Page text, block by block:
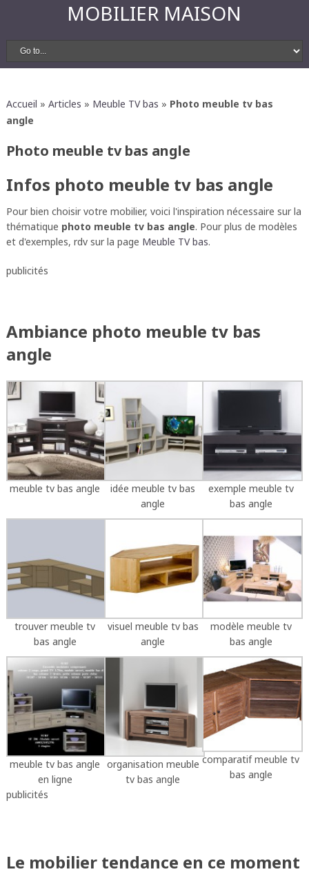
MOBILIER MAISON
Accueil » Articles » Meuble TV bas » Photo meuble tv bas
angle
Photo meuble tv bas angle
Infos photo meuble tv bas angle
Pour bien choisir votre mobilier, voici l'inspiration nécessaire sur la
thématique photo meuble tv bas angle. Pour plus de modèles
et d'exemples, rdv sur la page Meuble TV bas.
publicités
Ambiance photo meuble tv bas
angle
meuble tv bas angle
idée meuble tv bas
angle
exemple meuble tv
bas angle
trouver meuble tv
bas angle
visuel meuble tv bas
angle
modèle meuble tv
bas angle
meuble tv bas angle
en ligne
organisation meuble
tv bas angle
comparatif meuble tv
bas angle
publicités
Le mobilier tendance en ce moment